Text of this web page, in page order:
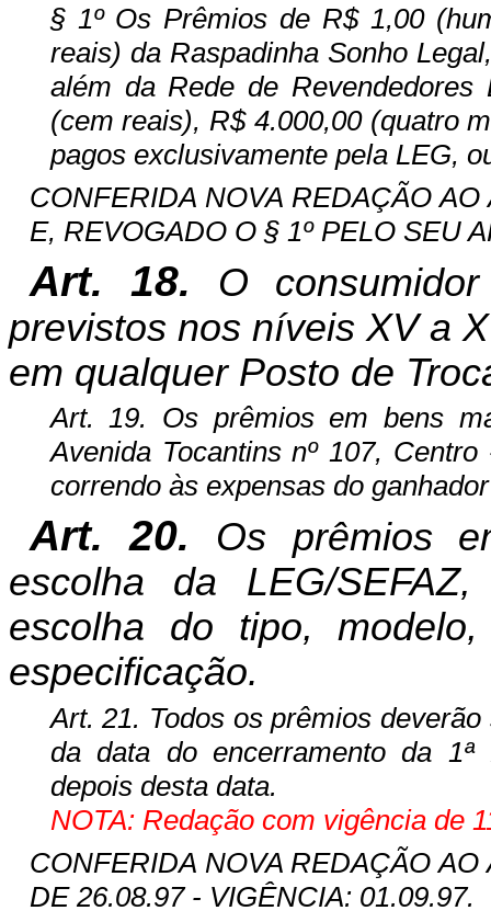
§ 1º Os Prêmios de R$ 1,00
reais) da Raspadinha Sonho
além da Rede de
(cem reais), R$ 4.000,00 (quatro
pagos exclusivamente pela LEG,
CONFERIDA NOVA REDAÇÃO
E, REVOGADO O § 1º PELO SEU
Art. 18. O
previstos nos níveis XV a
em qualquer Posto de
Art. 19. Os prêmios em bens
Avenida Tocantins nº 107,
correndo às expensas do
Art. 20. Os prêmios
escolha da LEG/
escolha do tipo,
especificação.
Art. 21. Todos os prêmios
da data do encerramento da 1ª
depois desta data.
NOTA: Redação com vigência de
CONFERIDA NOVA REDAÇÃO AO
DE 26.08.97 - VIGÊNCIA: 01.09.97.